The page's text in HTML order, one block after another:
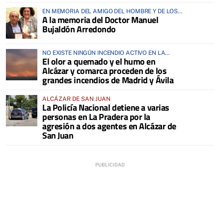
EN MEMORIA DEL AMIGO DEL HOMBRE Y DE LOS
ANIMALES
A la memoria del Doctor Manuel
Bujaldón Arredondo
NO EXISTE NINGÚN INCENDIO ACTIVO EN LA
COMARCA
El olor a quemado y el humo en
Alcázar y comarca proceden de los
grandes incendios de Madrid y Ávila
ALCÁZAR DE SAN JUAN
La Policía Nacional detiene a varias
personas en La Pradera por la
agresión a dos agentes en Alcázar de
San Juan